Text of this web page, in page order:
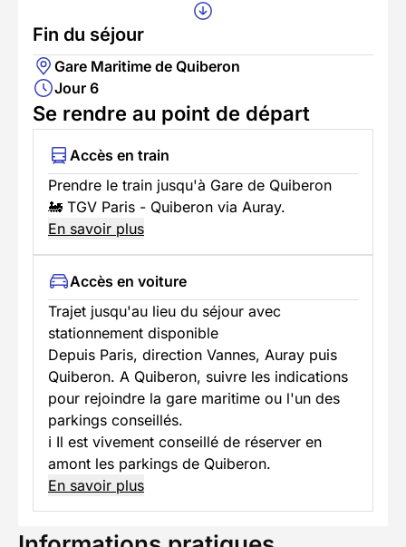
Fin du séjour
Gare Maritime de Quiberon
Jour 6
Se rendre au point de départ
Accès en train
Prendre le train jusqu'à Gare de Quiberon
🚂 TGV Paris - Quiberon via Auray.
En savoir plus
Accès en voiture
Trajet jusqu'au lieu du séjour avec
stationnement disponible
Depuis Paris, direction Vannes, Auray puis
Quiberon. A Quiberon, suivre les indications
pour rejoindre la gare maritime ou l'un des
parkings conseillés.
ℹ️ Il est vivement conseillé de réserver en
amont les parkings de Quiberon.
En savoir plus